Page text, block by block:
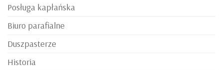
Posługa kapłańska
Biuro parafialne
Duszpasterze
Historia